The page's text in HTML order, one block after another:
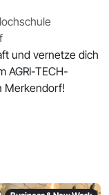
und vernetze dich
AGRI-TECH-
Merkendorf!